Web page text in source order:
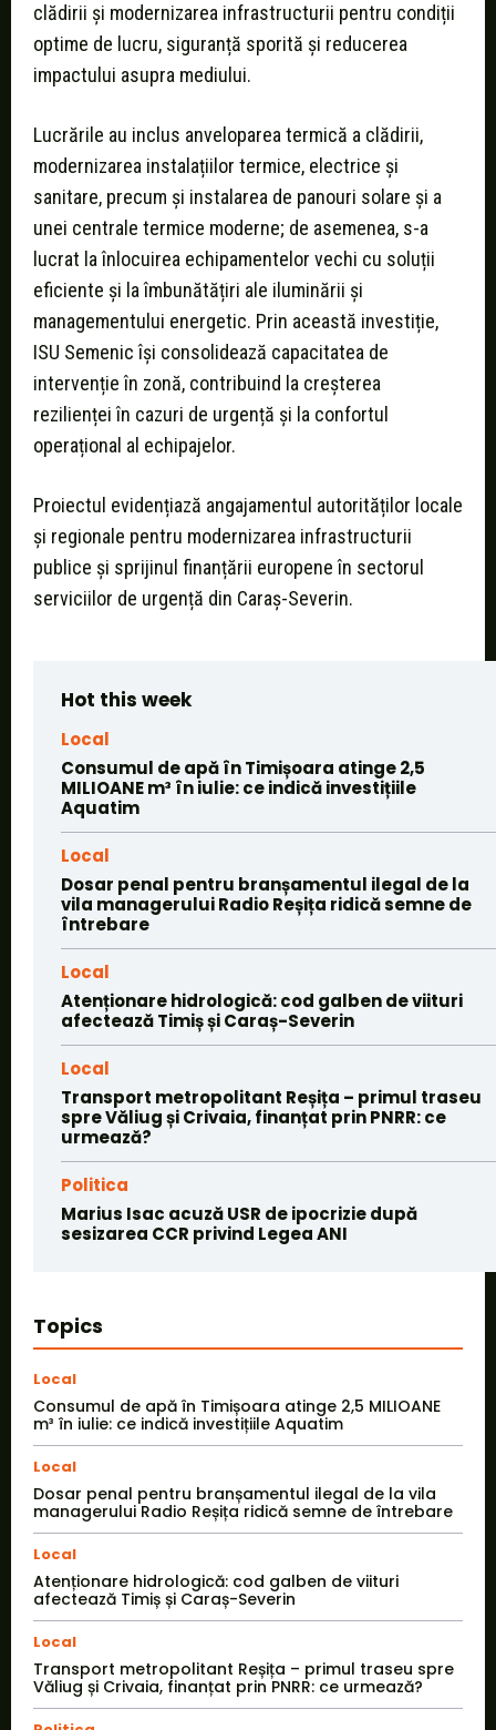
clădirii și modernizarea infrastructurii pentru condiții
optime de lucru, siguranță sporită și reducerea
impactului asupra mediului.
Lucrările au inclus anveloparea termică a clădirii,
modernizarea instalațiilor termice, electrice și
sanitare, precum și instalarea de panouri solare și a
unei centrale termice moderne; de asemenea, s-a
lucrat la înlocuirea echipamentelor vechi cu soluții
eficiente și la îmbunătățiri ale iluminării și
managementului energetic. Prin această investiție,
ISU Semenic își consolidează capacitatea de
intervenție în zonă, contribuind la creșterea
rezilienței în cazuri de urgență și la confortul
operațional al echipajelor.
Proiectul evidențiază angajamentul autorităților locale
și regionale pentru modernizarea infrastructurii
publice și sprijinul finanțării europene în sectorul
serviciilor de urgență din Caraș-Severin.
Hot this week
Local
Consumul de apă în Timișoara atinge 2,5
MILIOANE m³ în iulie: ce indică investițiile
Aquatim
Local
Dosar penal pentru branșamentul ilegal de la
vila managerului Radio Reșița ridică semne de
întrebare
Local
Atenționare hidrologică: cod galben de viituri
afectează Timiș și Caraș-Severin
Local
Transport metropolitant Reșița – primul traseu
spre Văliug și Crivaia, finanțat prin PNRR: ce
urmează?
Politica
Marius Isac acuză USR de ipocrizie după
sesizarea CCR privind Legea ANI
Topics
Local
Consumul de apă în Timișoara atinge 2,5 MILIOANE
m³ în iulie: ce indică investițiile Aquatim
Local
Dosar penal pentru branșamentul ilegal de la vila
managerului Radio Reșița ridică semne de întrebare
Local
Atenționare hidrologică: cod galben de viituri
afectează Timiș și Caraș-Severin
Local
Transport metropolitant Reșița – primul traseu spre
Văliug și Crivaia, finanțat prin PNRR: ce urmează?